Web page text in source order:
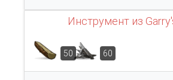
Инструмент из
50 60